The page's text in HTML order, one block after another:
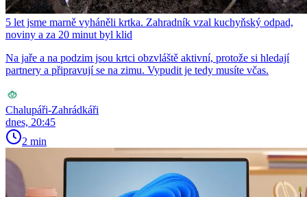
5 let jsme marně vyháněli krtka. Zahradník vzal kuchyňský odpad,
noviny a za 20 minut byl klid
Na jaře a na podzim jsou krtci obzvláště aktivní, protože si hledají
partnery a připravují se na zimu. Vypudit je tedy musíte včas.
Chalupáři-Zahrádkáři
dnes, 20:45
2 min